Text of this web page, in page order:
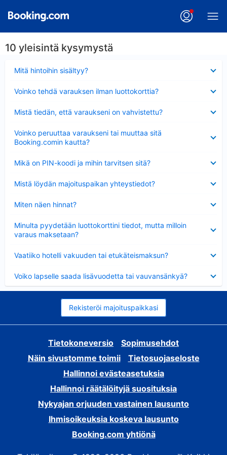
10 yleisintä kysymystä
Mitä hintoihin sisältyy?
Voinko tehdä varauksen ilman luottokorttia?
Mistä tiedän, että varaukseni on vahvistettu?
Voinko peruuttaa varaukseni tai muuttaa sitä
Booking.comin kautta?
Mikä on PIN-koodi ja mihin tarvitsen sitä?
Mistä löydän majoituspaikan yhteystiedot?
Miten näen hinnat?
Minulta pyydetään luottokorttini tiedot, mutta milloin
varaus maksetaan?
Vaatiiko hotelli vakuuden tai etukäteismaksun?
Voiko lapselle saada lisävuodetta tai vauvansänkyä?
Rekisteröi majoituspaikkasi
Tietokoneversio
Sopimusehdot
Näin sivustomme toimii
Tietosuojaseloste
Hallinnoi evästeasetuksia
Hallinnoi räätälöityjä suosituksia
Nykyajan orjuuden vastainen lausunto
Ihmisoikeuksia koskeva lausunto
Booking.com yhtiönä